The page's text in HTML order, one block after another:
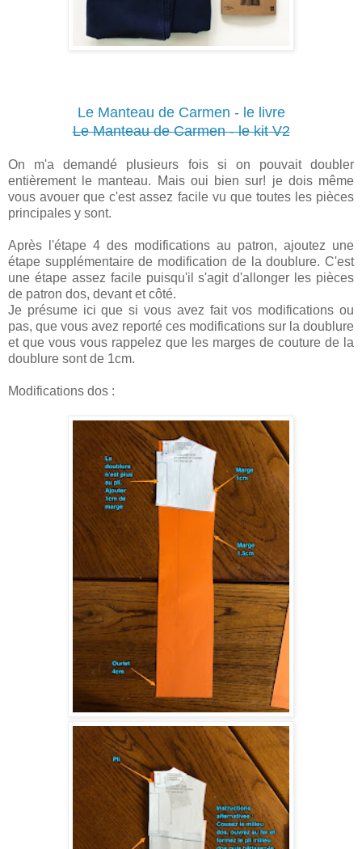
Le Manteau de Carmen - le livre
Le Manteau de Carmen - le kit V2
On m'a demandé plusieurs fois si on pouvait doubler
entièrement le manteau. Mais oui bien sur! je dois même
vous avouer que c'est assez facile vu que toutes les pièces
principales y sont.
Après l'étape 4 des modifications au patron, ajoutez une
étape supplémentaire de modification de la doublure. C'est
une étape assez facile puisqu'il s'agit d'allonger les pièces
de patron dos, devant et côté.
Je présume ici que si vous avez fait vos modifications ou
pas, que vous avez reporté ces modifications sur la doublure
et que vous vous rappelez que les marges de couture de la
doublure sont de 1cm.
Modifications dos :